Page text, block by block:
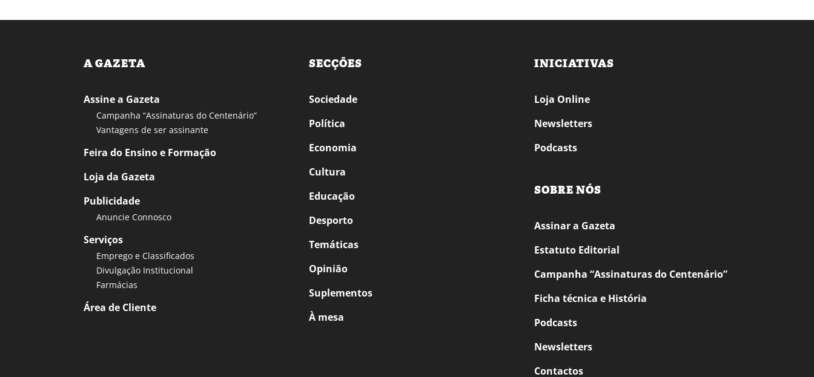
A GAZETA
Assine a Gazeta
Campanha “Assinaturas do Centenário”
Vantagens de ser assinante
Feira do Ensino e Formação
Loja da Gazeta
Publicidade
Anuncie Connosco
Serviços
Emprego e Classificados
Divulgação Institucional
Farmácias
Área de Cliente
SECÇÕES
Sociedade
Política
Economia
Cultura
Educação
Desporto
Temáticas
Opinião
Suplementos
À mesa
INICIATIVAS
Loja Online
Newsletters
Podcasts
SOBRE NÓS
Assinar a Gazeta
Estatuto Editorial
Campanha “Assinaturas do Centenário”
Ficha técnica e História
Podcasts
Newsletters
Contactos